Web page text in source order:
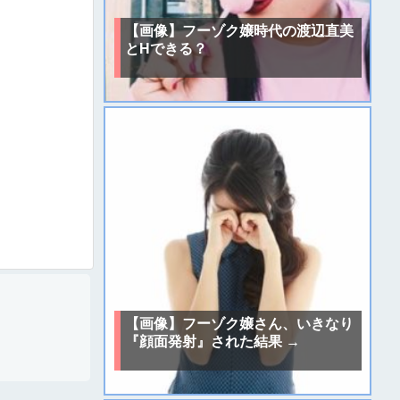
【画像】フーゾク嬢時代の渡辺直美
とHできる？
【画像】フーゾク嬢さん、いきなり
『顔面発射』された結果 →